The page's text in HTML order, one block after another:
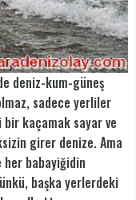
deniz-kum-güneş
sadece yerliler
bir kaçamak sayar ve
girer denize. Ama
her babayiğidin
başka yerlerdeki